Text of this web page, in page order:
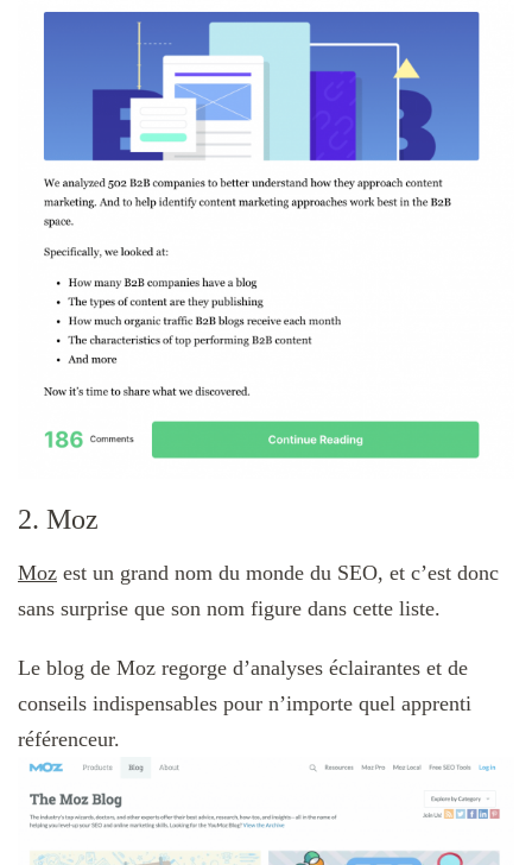
2. Moz
Moz est un grand nom du monde du SEO, et c’est donc
sans surprise que son nom figure dans cette liste.
Le blog de Moz regorge d’analyses éclairantes et de
conseils indispensables pour n’importe quel apprenti
référenceur.